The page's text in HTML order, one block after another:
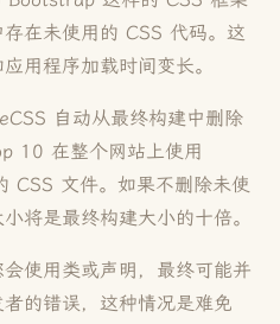
在未使用的 CSS 代码。这
用程序加载时间变长。
自动从最终构建中删除
10 在整个网站上使用
CSS 文件。如果不删除未使
将是最终构建大小的十倍。
使用类或声明，最终可能并
的错误，这种情况是难免